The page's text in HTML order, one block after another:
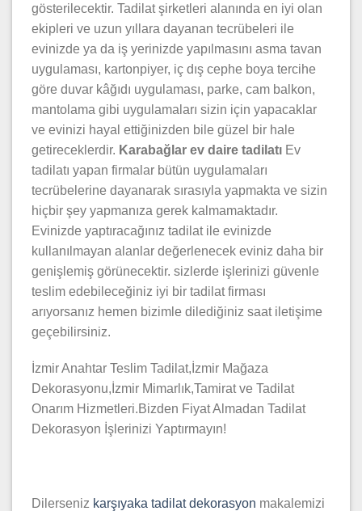
gösterilecektir. Tadilat şirketleri alanında en iyi olan
ekipleri ve uzun yıllara dayanan tecrübeleri ile
evinizde ya da iş yerinizde yapılmasını asma tavan
uygulaması, kartonpiyer, iç dış cephe boya tercihe
göre duvar kâğıdı uygulaması, parke, cam balkon,
mantolama gibi uygulamaları sizin için yapacaklar
ve evinizi hayal ettiğinizden bile güzel bir hale
getireceklerdir. Karabağlar ev daire tadilatı Ev
tadilatı yapan firmalar bütün uygulamaları
tecrübelerine dayanarak sırasıyla yapmakta ve sizin
hiçbir şey yapmanıza gerek kalmamaktadır.
Evinizde yaptıracağınız tadilat ile evinizde
kullanılmayan alanlar değerlenecek eviniz daha bir
genişlemiş görünecektir. sizlerde işlerinizi güvenle
teslim edebileceğiniz iyi bir tadilat firması
arıyorsanız hemen bizimle dilediğiniz saat iletişime
geçebilirsiniz.
İzmir Anahtar Teslim Tadilat,İzmir Mağaza
Dekorasyonu,İzmir Mimarlık,Tamirat ve Tadilat
Onarım Hizmetleri.Bizden Fiyat Almadan Tadilat
Dekorasyon İşlerinizi Yaptırmayın!
Dilerseniz karşıyaka tadilat dekorasyon makalemizi